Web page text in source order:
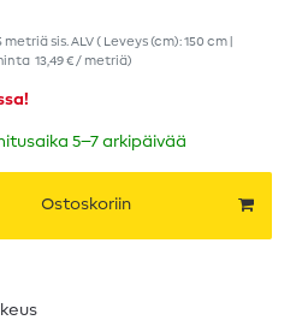
metriäsis. ALV( Leveys (cm): 150 cm |
13,49 € / metriä)
5–7 arkipäivää
Ostoskoriin